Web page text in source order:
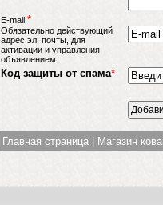
E-mail *
Обязательно действующий
адрес эл. почты, для
активации и управления
объявлением
Код защиты от спама*
Главная страница Магазин